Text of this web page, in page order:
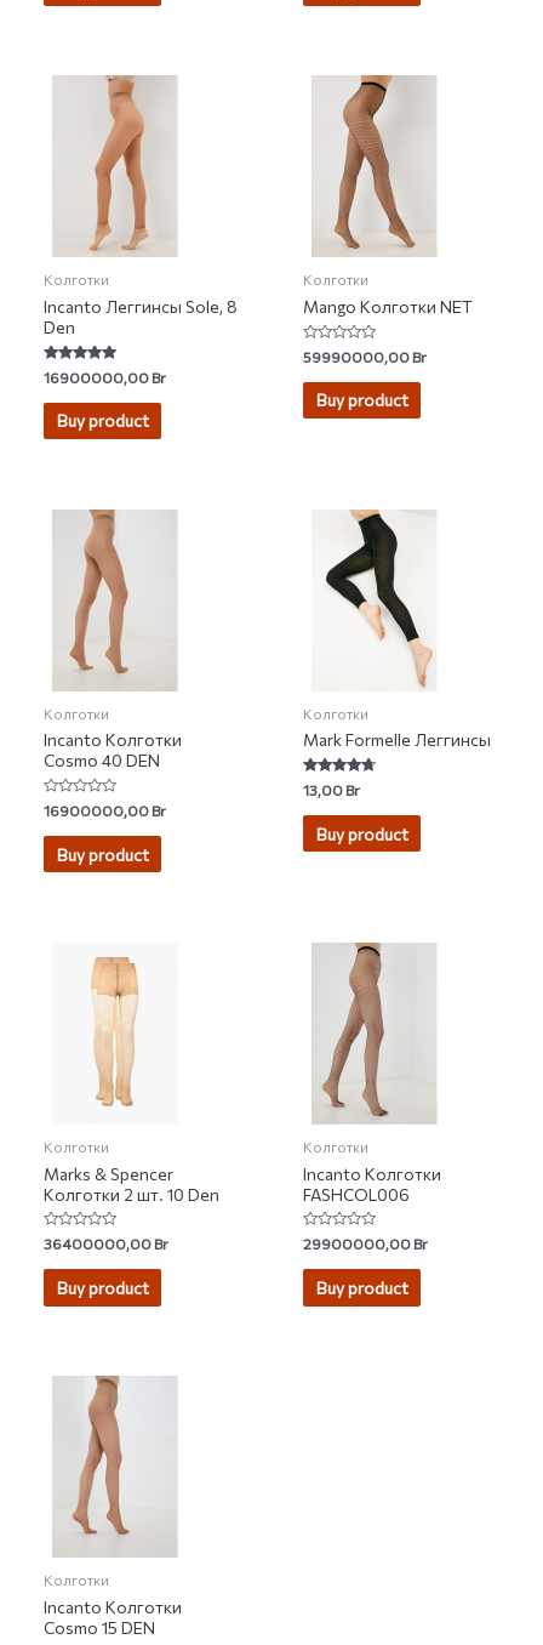
Колготки
Incanto Леггинсы Sole, 8
Den
Rated
5.00
out of 5
16900000,00Br
Buy product
Колготки
Mango Колготки NET
Rated
0
out
59990000,00Br
Buy product
Колготки
Incanto Колготки
Cosmo 40 DEN
Rated
0
out
16900000,00Br
Buy product
Колготки
Mark Formelle Леггинсы
Rated
4.46
out of 5
13,00Br
Buy product
Колготки
Marks & Spencer
Колготки 2 шт. 10 Den
Rated
0
out
36400000,00Br
Buy product
Колготки
Incanto Колготки
FASHCOL006
Rated
0
out
29900000,00Br
Buy product
Колготки
Incanto Колготки
Cosmo 15 DEN